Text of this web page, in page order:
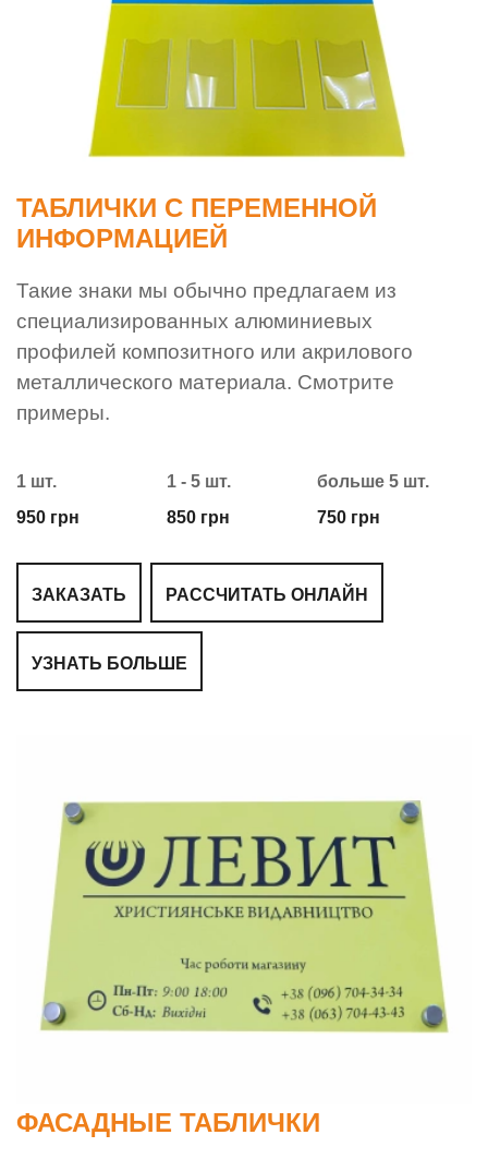
ТАБЛИЧКИ С ПЕРЕМЕННОЙ
ИНФОРМАЦИЕЙ
Такие знаки мы обычно предлагаем из
специализированных алюминиевых
профилей композитного или акрилового
металлического материала. Смотрите
примеры.
1 шт.
950 грн
1 - 5 шт.
850 грн
больше 5 шт.
750 грн
ЗАКАЗАТЬ РАССЧИТАТЬ ОНЛАЙН
УЗНАТЬ БОЛЬШЕ
ФАСАДНЫЕ ТАБЛИЧКИ